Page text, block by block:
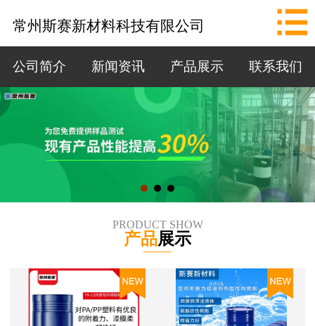
新闻资讯
产品展示
联系我们
拨打电话
常州斯赛新材料科技有限公司
公司简介 新闻资讯 产品展示 联系我们
PRODUCT SHOW
产品展示